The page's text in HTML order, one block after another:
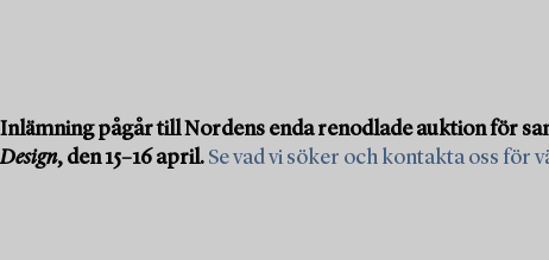
Inlämning pågår till Nordens enda renodlade auktion för
Design, den 15–16 april. Se vad vi söker och kontakta oss för